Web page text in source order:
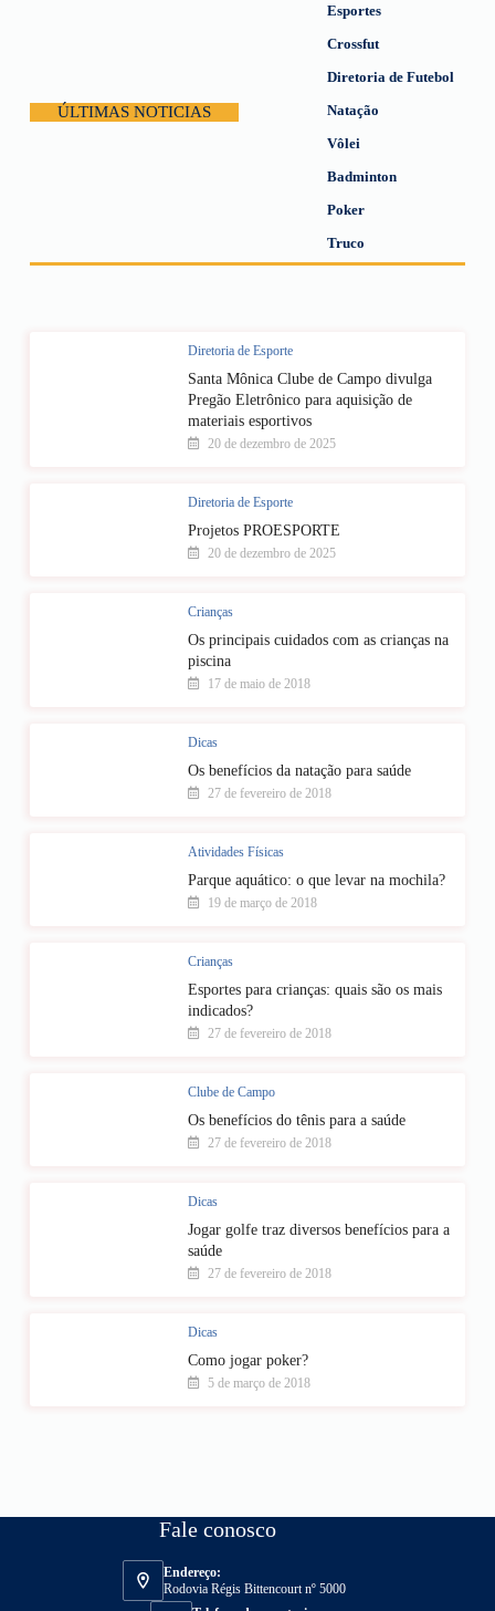
ÚLTIMAS NOTICIAS
Esportes
Crossfut
Diretoria de Futebol
Natação
Vôlei
Badminton
Poker
Truco
Diretoria de Esporte
Santa Mônica Clube de Campo divulga
Pregão Eletrônico para aquisição de
materiais esportivos
20 de dezembro de 2025
Diretoria de Esporte
Projetos PROESPORTE
20 de dezembro de 2025
Crianças
Os principais cuidados com as crianças na
piscina
17 de maio de 2018
Dicas
Os benefícios da natação para saúde
27 de fevereiro de 2018
Atividades Físicas
Parque aquático: o que levar na mochila?
19 de março de 2018
Crianças
Esportes para crianças: quais são os mais
indicados?
27 de fevereiro de 2018
Clube de Campo
Os benefícios do tênis para a saúde
27 de fevereiro de 2018
Dicas
Jogar golfe traz diversos benefícios para a
saúde
27 de fevereiro de 2018
Dicas
Como jogar poker?
5 de março de 2018
Fale conosco
Endereço:
Rodovia Régis Bittencourt nº 5000